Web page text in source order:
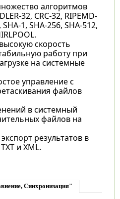
алгоритмов
32, CRC-32, RIPEMD-
1, SHA-256, SHA-512,
скорость
работу при
на системные
управление с
файлов
в системный
файлов на
результатов в
и XML.
Синхронизация"